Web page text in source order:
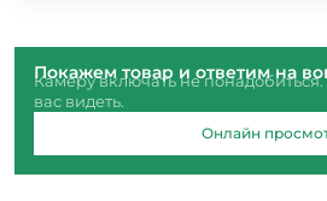
Покажем товар и ответим на
Камеру включать не
вас видеть.
Онлайн